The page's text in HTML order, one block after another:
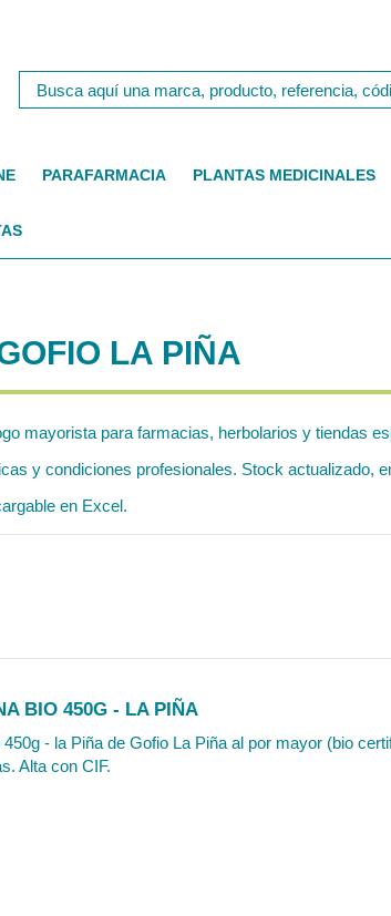
PARAFARMACIA PLANTAS MEDICINALES
LA PIÑA
mayorista para farmacias, herbolarios y tiendas
y condiciones profesionales. Stock actualizado,
en Excel.
BIO 450G - LA PIÑA
- la Piña de Gofio La Piña al por mayor (bio
Alta con CIF.